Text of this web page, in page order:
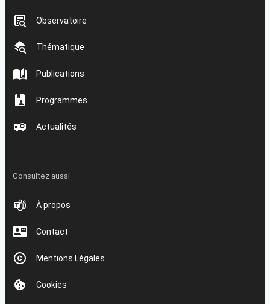
Observatoire
Thématique
Publications
Programmes
Actualités
Consultez aussi
À propos
Contact
Mentions Légales
Cookies